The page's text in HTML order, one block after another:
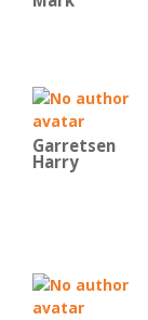
Garretsen
Harry